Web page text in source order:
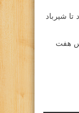
شیرباد
هفت